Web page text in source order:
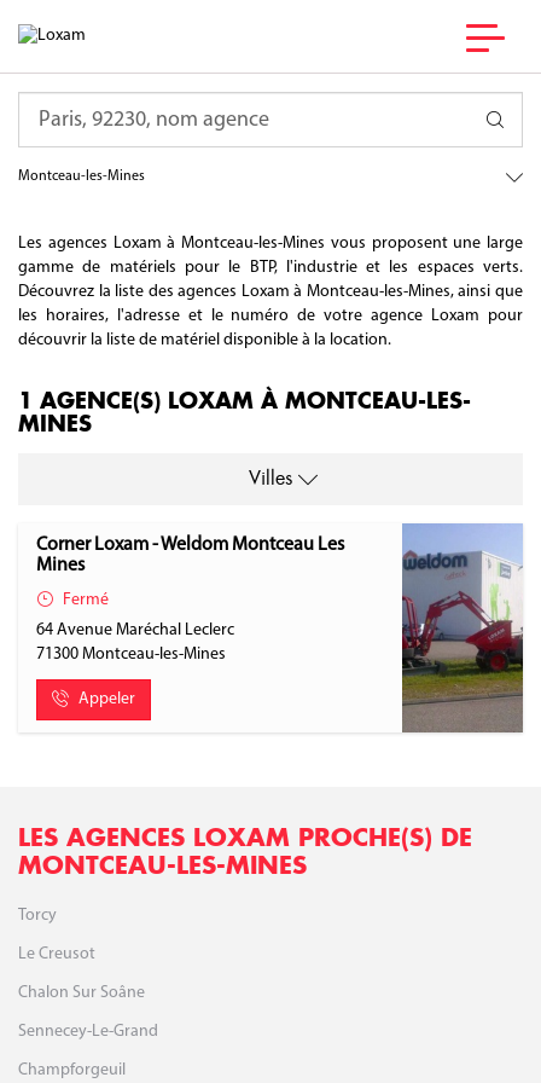
Montceau-les-Mines
Les agences Loxam à Montceau-les-Mines vous proposent une large
gamme de matériels pour le BTP, l'industrie et les espaces verts.
Découvrez la liste des agences Loxam à Montceau-les-Mines, ainsi que
les horaires, l'adresse et le numéro de votre agence Loxam pour
découvrir la liste de matériel disponible à la location.
1 AGENCE(S) LOXAM À MONTCEAU-LES-
MINES
Villes
Corner Loxam - Weldom Montceau Les
Mines
Fermé
64 Avenue Maréchal Leclerc
71300 Montceau-les-Mines
Appeler
LES AGENCES LOXAM PROCHE(S) DE
MONTCEAU-LES-MINES
Torcy
Le Creusot
Chalon Sur Soâne
Sennecey-Le-Grand
Champforgeuil